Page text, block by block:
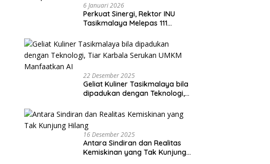
6 Januari 2026
Perkuat Sinergi, Rektor INU
Tasikmalaya Melepas 111
22 Desember 2025
Geliat Kuliner Tasikmalaya bila
dipadukan dengan Teknologi,
Manfaatkan AI
16 Desember 2025
Antara Sindiran dan Realitas
Kemiskinan yang Tak Kunjung